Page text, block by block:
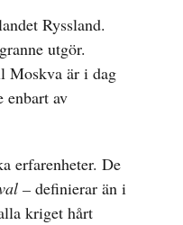
Ryssland.
utgör.
Moskva är i dag
enbart av
erfarenheter. De
– definierar än i
kriget hårt